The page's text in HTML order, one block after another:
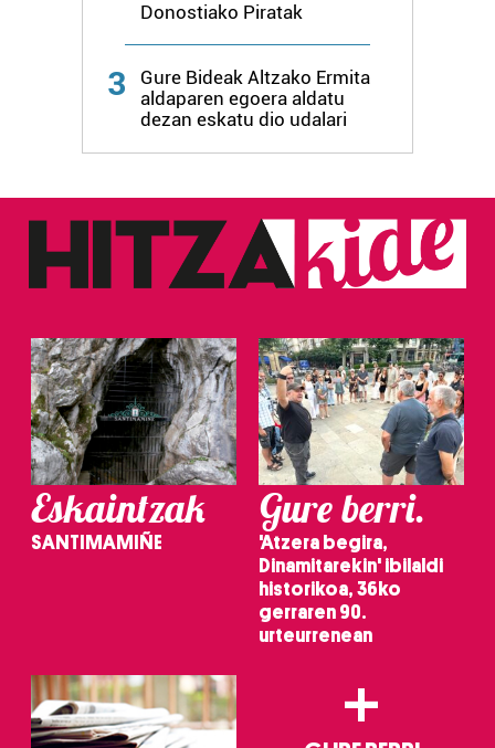
Bazkide batzuek ez dizute baimenik eskatzen, eta beren
interes komertzial legitimoetan babesten dira. Ikusi gure
bazkideen zerrenda, beren ustez zein helburutarako
duten interes legitimoa eta horren aurka nola egin
dezakezun ikusteko.
buruzko informazio gehiago eta ezarri zure lehentasunak
datuen atalean. Edozein unetan alda edo ken dezakezu
zure baimena Cookieen adierazpenean.
Webgune honek cookie propioak eta hirugarrenen cookie-
fitxategiak erabiltzen ditu. Zure esperientzia eta
zerbitzuak hobetzeko asmoz, cookie teknologiaz
baliatzen gara. Ohar hau onartuz gero, teknologia hori
erabiltzeko baimen esplizitua ematen diguzu. Gehiago
irakurri
Donostiako Piratak
3
Gure Bideak Altzako Ermita
aldaparen egoera aldatu
dezan eskatu dio udalari
Eskaintzak
SANTIMAMIÑE
Gure berri.
'Atzera begira,
Dinamitarekin' ibilaldi
historikoa, 36ko
gerraren 90.
urteurrenean
+